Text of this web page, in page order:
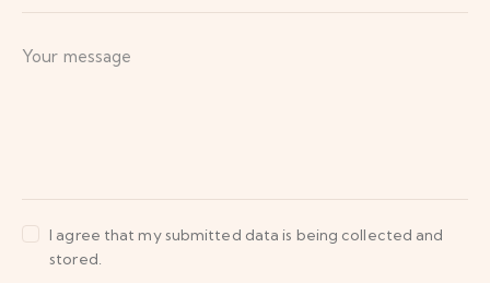
I agree that my submitted data is being collected and
stored.